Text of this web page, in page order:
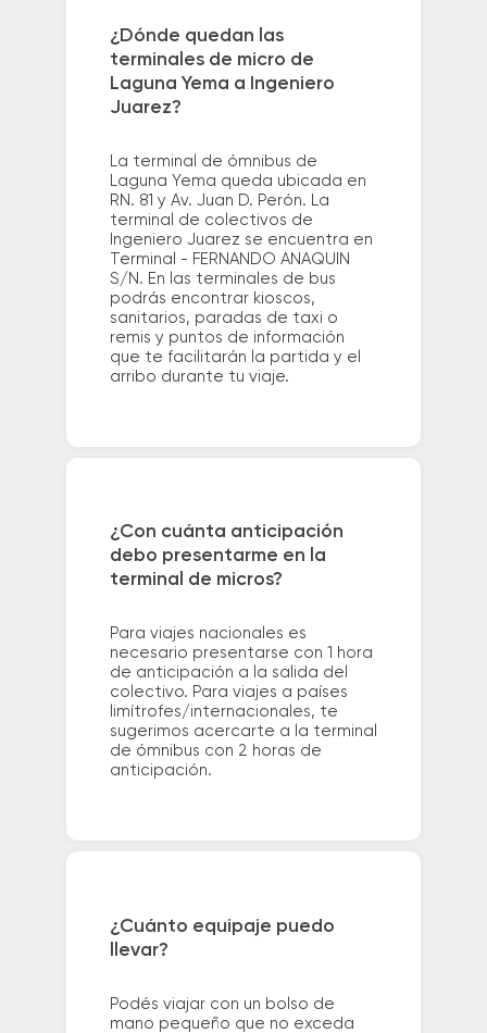
¿Dónde quedan las
terminales de micro de
Laguna Yema a Ingeniero
Juarez?
La terminal de ómnibus de
Laguna Yema queda ubicada en
RN. 81 y Av. Juan D. Perón. La
terminal de colectivos de
Ingeniero Juarez se encuentra en
Terminal - FERNANDO ANAQUIN
S/N. En las terminales de bus
podrás encontrar kioscos,
sanitarios, paradas de taxi o
remis y puntos de información
que te facilitarán la partida y el
arribo durante tu viaje.
¿Con cuánta anticipación
debo presentarme en la
terminal de micros?
Para viajes nacionales es
necesario presentarse con 1 hora
de anticipación a la salida del
colectivo. Para viajes a países
limítrofes/internacionales, te
sugerimos acercarte a la terminal
de ómnibus con 2 horas de
anticipación.
¿Cuánto equipaje puedo
llevar?
Podés viajar con un bolso de
mano pequeño que no exceda